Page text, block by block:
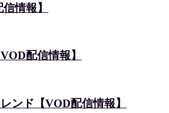
情報】
配信情報】
ンド【VOD配信情報】